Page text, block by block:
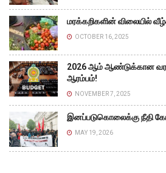
மரக்கறிகளின் விலையில்
OCTOBER 16, 2025
2026 ஆம் ஆண்டுக்கான
ஆரம்பம்!
NOVEMBER 7, 2025
இனப்படுகொலைக்கு நீதி
MAY 19, 2026